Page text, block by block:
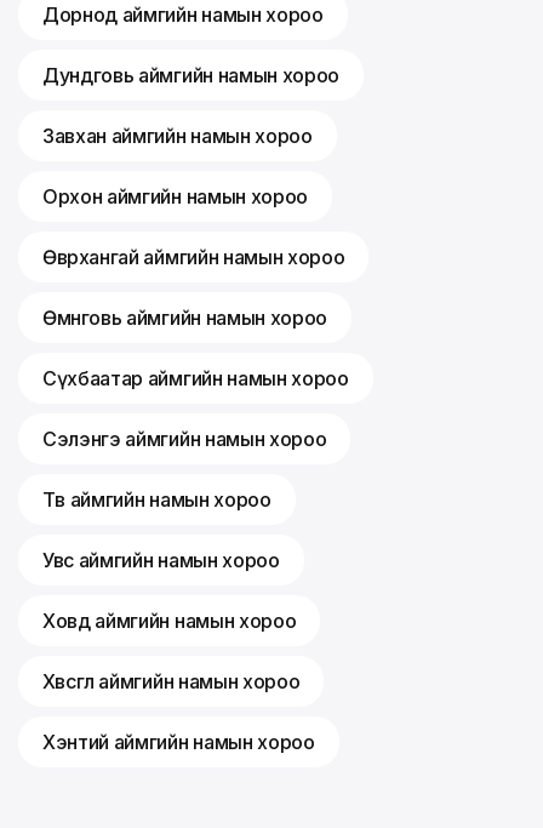
Дорнод аймгийн намын хороо
Дундговь аймгийн намын хороо
Завхан аймгийн намын хороо
Орхон аймгийн намын хороо
Өвөрхангай аймгийн намын хороо
Өмнөговь аймгийн намын хороо
Сүхбаатар аймгийн намын хороо
Сэлэнгэ аймгийн намын хороо
Төв аймгийн намын хороо
Увс аймгийн намын хороо
Ховд аймгийн намын хороо
Хөвсгөл аймгийн намын хороо
Хэнтий аймгийн намын хороо